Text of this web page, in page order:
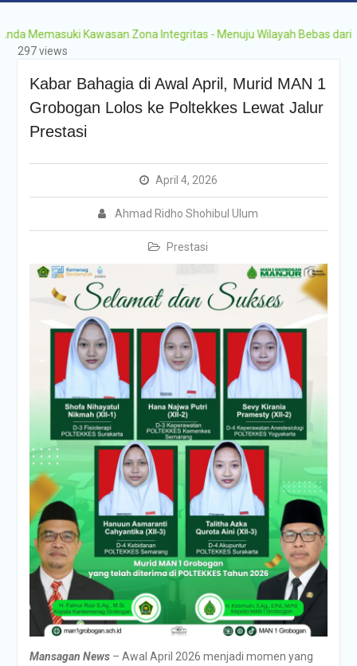
Kawasan Zona Integritas - Menuju Wilayah Bebas dari
297 views
Kabar Bahagia di Awal April, Murid MAN 1
Grobogan Lolos ke Poltekkes Lewat Jalur
Prestasi
April 4, 2026
Ahmad Ridho Shohibul Ulum
Prestasi
Mansagan News– Awal April 2026 menjadi momen yang